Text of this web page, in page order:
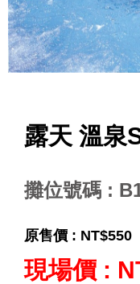
露天 溫泉
攤位號碼 :
原售價 : NT$550
現場價 :